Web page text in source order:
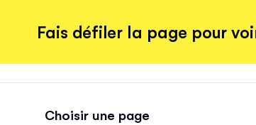
Fais défiler la page pour
Choisir une page